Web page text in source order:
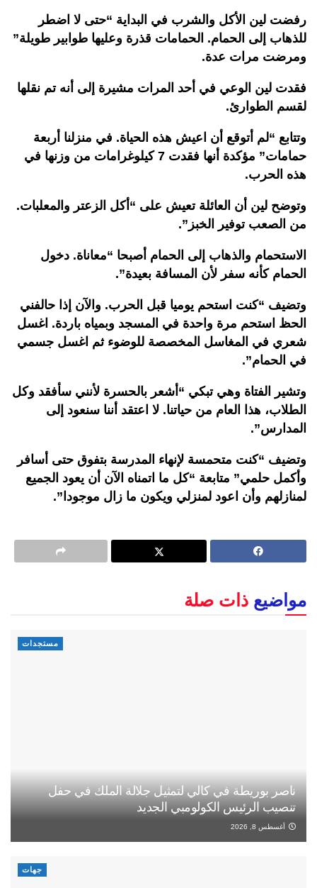
رفضت لين الأكل والشرب في البداية “حتى لا اضطر
للذهاب إلى الحمام. الحمامات قذرة وعليها طوابير طويلة”
ومرضت مرات عدة.
فقدت لين الوعي في أحد المرات مشيرة إلى أنه تم نقلها
لقسم الطوارئ.
وتتابع “لم أتوقع أن اعيش هذه الحياة. في منزلنا أربعة
حمامات” مؤكدة أنها فقدت 7 كيلوغرامات من وزنها في
هذه الحرب.
وتوضح لين أن العائلة تعيش على “أكل الزعتر والمعلبات.
من الصعب توفير الخبز”.
الاستحمام والذهاب إلى الحمام أصبحا “معاناة. دخول
الحمام كأنه سفر لأن المسافة بعيدة”.
وتضيف “كنت استحم يوميا قبل الحرب. والآن إذا حالفني
الحظ استحم مرة واحدة في المسجد وبمياه باردة. اغسل
شعري في المغاسل المخصصة للوضوء ثم اغسل جسمي
في الحمام”.
وتشير الفتاة وهي تبكي “أشعر بالحسرة لأنني سأفقد وكل
الطلاب، هذا العام من حياتنا. لا اعتقد أننا سنعود إلى
المدارس”.
وتضيف “كنت متحمسة لإنهاء المدرسة بتفوق حتى أسافر
وأكمل حلمي” متابعة “كل ما اتمناه الآن أن يعود الجميع
لمنازلهم وأن اعود لمنزلي ويكون ما زال موجودا”.
مواضيع ذات صلة
مستجدات
ناصر بوريطة في كالي لتمثيل جلالة الملك في حفل
تنصيب الرئيس الكولومبي الجديد
أغسطس 8, 2026
جهات